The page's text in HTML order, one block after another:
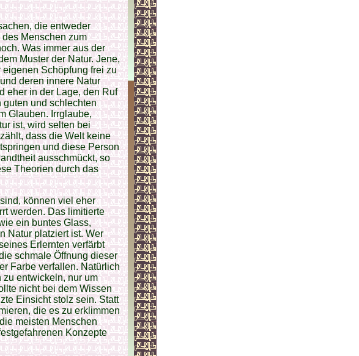
die entweder
Menschen zum
Was immer aus der
Muster der Natur. Jene,
Schöpfung frei zu
deren innere Natur
eher in der Lage, den Ruf
guten und schlechten
Glauben. Irrglaube,
ist, wird selten bei
dass die Welt keine
und diese Person
ausschmückt, so
Theorien durch das
können viel eher
werden. Das limitierte
ein buntes Glass,
Natur platziert ist. Wer
Erlernten verfärbt
schmale Öffnung dieser
Farbe verfallen. Natürlich
zu entwickeln, nur um
nicht bei dem Wissen
Einsicht stolz sein. Statt
die es zu erklimmen
meisten Menschen
Konzepte